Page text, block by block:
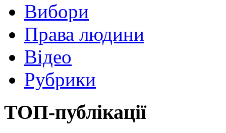
Вибори
Права людини
Відео
Рубрики
ТОП-публікації